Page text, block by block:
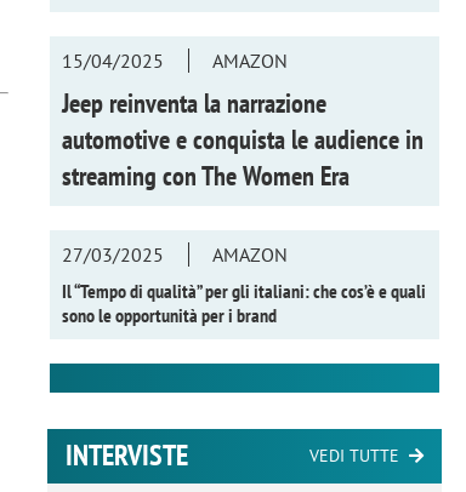
15/04/2025 AMAZON
Jeep reinventa la narrazione
automotive e conquista le audience in
streaming conThe Women Era
27/03/2025
AMAZON
Il “Tempo di qualità” per gli italiani: che cos’è e quali
sono le opportunità per i brand
INTERVISTE VEDI TUTTE